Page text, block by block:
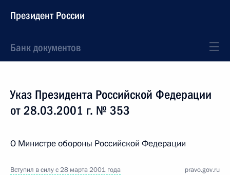
Президент России
Банк документов
Указ Президента Российской Федерации
от 28.03.2001 г. № 353
О Министре обороны Российской Федерации
Вступил в силу с 28 марта 2001 года pravo.gov.ru